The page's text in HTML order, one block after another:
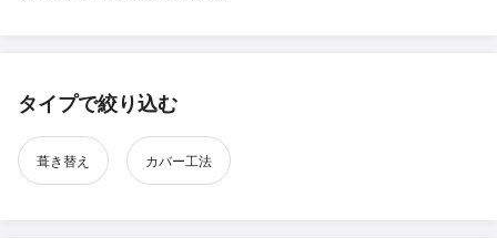
タイプで絞り込む
葺き替え カバー工法